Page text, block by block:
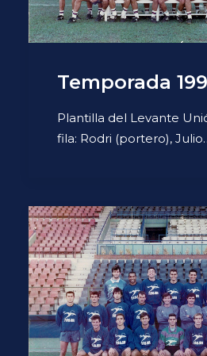
Temporada
Plantilla del Levante
fila: Rodri (portero),